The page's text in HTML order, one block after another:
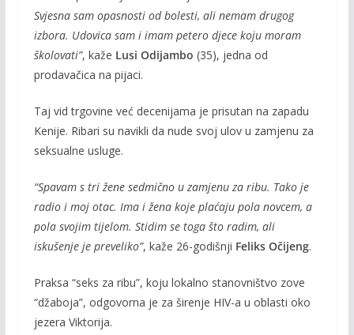
Svjesna sam opasnosti od bolesti, ali nemam drugog
izbora. Udovica sam i imam petero djece koju moram
školovati”, kaže Lusi Odijambo (35), jedna od
prodavačica na pijaci.
Taj vid trgovine već decenijama je prisutan na zapadu
Kenije. Ribari su navikli da nude svoj ulov u zamjenu za
seksualne usluge.
“Spavam s tri žene sedmično u zamjenu za ribu. Tako je
radio i moj otac. Ima i žena kojeplaćaju pola novcem, a
pola svojim tijelom. Stidim se toga što radim, ali
iskušenje je preveliko”, kaže 26-godišnji Feliks Očijeng.
Praksa “seks za ribu”, koju lokalno stanovništvo zove
“džaboja”, odgovorna je za širenje HIV-a u oblasti oko
jezera Viktorija.